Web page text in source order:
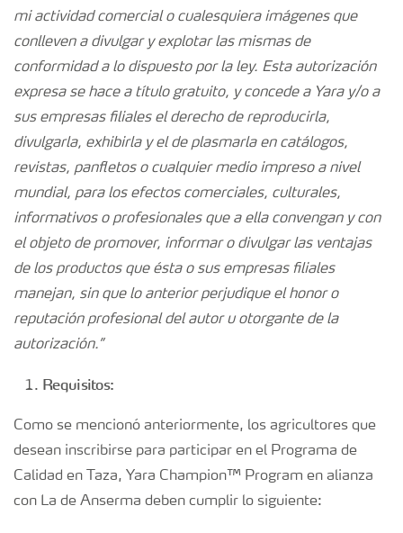
mi actividad comercial o cualesquiera imágenes que
conlleven a divulgar y explotar las mismas de
conformidad a lo dispuesto por la ley. Esta autorización
expresa se hace a título gratuito, y concede a Yara y/o a
sus empresas filiales el derecho de reproducirla,
divulgarla, exhibirla y el de plasmarla en catálogos,
revistas, panfletos o cualquier medio impreso a nivel
mundial, para los efectos comerciales, culturales,
informativos o profesionales que a ella convengan y con
el objeto de promover, informar o divulgar las ventajas
de los productos que ésta o sus empresas filiales
manejan, sin que lo anterior perjudique el honor o
reputación profesional del autor u otorgante de la
autorización.”
Requisitos:
Como se mencionó anteriormente, los agricultores que
desean inscribirse para participar en el Programa de
Calidad en Taza, Yara Champion™ Program en alianza
con La de Anserma deben cumplir lo siguiente: